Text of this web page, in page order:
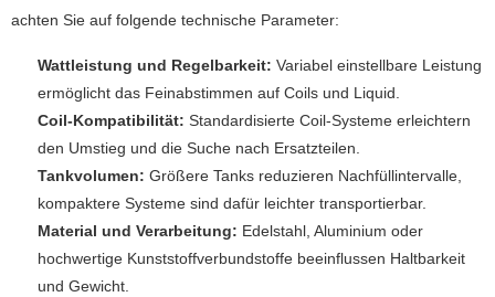
achten Sie auf folgende technische Parameter:
Wattleistung und Regelbarkeit: Variabel einstellbare Leistung
ermöglicht das Feinabstimmen auf Coils und Liquid.
Coil-Kompatibilität: Standardisierte Coil-Systeme erleichtern
den Umstieg und die Suche nach Ersatzteilen.
Tankvolumen: Größere Tanks reduzieren Nachfüllintervalle,
kompaktere Systeme sind dafür leichter transportierbar.
Material und Verarbeitung: Edelstahl, Aluminium oder
hochwertige Kunststoffverbundstoffe beeinflussen Haltbarkeit
und Gewicht.